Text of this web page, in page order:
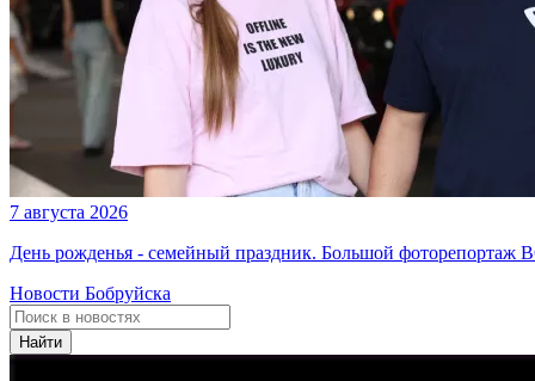
7 августа 2026
День рожденья - семейный праздник. Большой фоторепортаж
Новости Бобруйска
Найти